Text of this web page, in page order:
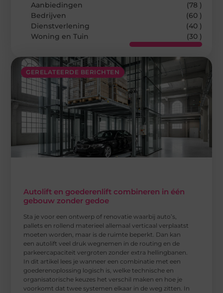
GERELATEERDE BERICHTEN
Autolift en goederenlift combineren in één
gebouw zonder gedoe
Sta je voor een ontwerp of renovatie waarbij auto’s,
pallets en rollend materieel allemaal verticaal verplaatst
moeten worden, maar is de ruimte beperkt. Dan kan
een autolift veel druk wegnemen in de routing en de
parkeercapaciteit vergroten zonder extra hellingbanen.
In dit artikel lees je wanneer een combinatie met een
goederenoplossing logisch is, welke technische en
organisatorische keuzes het verschil maken en hoe je
voorkomt dat twee systemen elkaar in de weg zitten. In
Aanbiedingen
(78 )
Bedrijven
(60 )
Dienstverlening
(40 )
Woning en Tuin
(30 )